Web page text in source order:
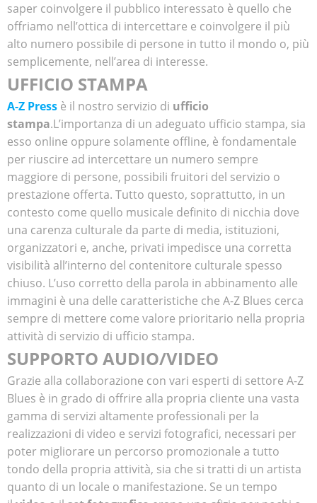
saper coinvolgere il pubblico interessato è quello che
offriamo nell’ottica di intercettare e coinvolgere il più
alto numero possibile di persone in tutto il mondo o, più
semplicemente, nell’area di interesse.
UFFICIO STAMPA
A-Z Press è il nostro servizio di ufficio
stampa.L’importanza di un adeguato ufficio stampa, sia
esso online oppure solamente offline, è fondamentale
per riuscire ad intercettare un numero sempre
maggiore di persone, possibili fruitori del servizio o
prestazione offerta. Tutto questo, soprattutto, in un
contesto come quello musicale definito di nicchia dove
una carenza culturale da parte di media, istituzioni,
organizzatori e, anche, privati impedisce una corretta
visibilità all’interno del contenitore culturale spesso
chiuso. L’uso corretto della parola in abbinamento alle
immagini è una delle caratteristiche che A-Z Blues cerca
sempre di mettere come valore prioritario nella propria
attività di servizio di ufficio stampa.
SUPPORTO AUDIO/VIDEO
Grazie alla collaborazione con vari esperti di settore A-Z
Blues è in grado di offrire alla propria cliente una vasta
gamma di servizi altamente professionali per la
realizzazioni di video e servizi fotografici, necessari per
poter migliorare un percorso promozionale a tutto
tondo della propria attività, sia che si tratti di un artista
quanto di un locale o manifestazione. Se un tempo